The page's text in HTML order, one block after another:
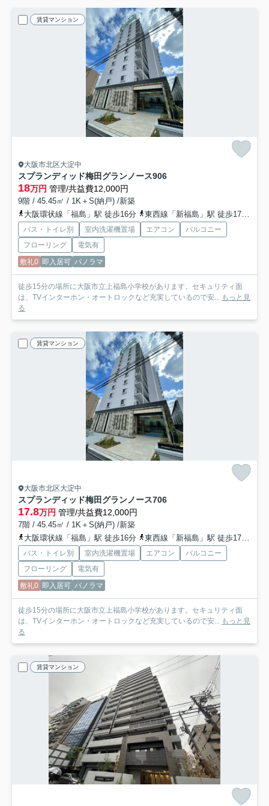
賃貸マンション
大阪市北区大淀中
スプランディッド梅田グランノース906
18万円 管理/共益費12,000円
9階 / 45.45㎡ / 1K＋S(納戸) /新築
大阪環状線「福島」駅 徒歩16分
東西線「新福島」駅 徒歩17分
バス・トイレ別 室内洗濯機置場 エアコン
バルコニー
フローリング
電気有
敷礼0 即入居可 パノラマ
徒歩15分の場所に大阪市立上福島小学校があります。セキュリティ面
は、TVインターホン・オートロックなど充実しているので安...
もっと見
る
賃貸マンション
大阪市北区大淀中
スプランディッド梅田グランノース706
17.8万円 管理/共益費12,000円
7階 / 45.45㎡ / 1K＋S(納戸) /新築
大阪環状線「福島」駅 徒歩16分
東西線「新福島」駅 徒歩17分
バス・トイレ別 室内洗濯機置場 エアコン
バルコニー
フローリング
電気有
敷礼0 即入居可 パノラマ
徒歩15分の場所に大阪市立上福島小学校があります。セキュリティ面
は、TVインターホン・オートロックなど充実しているので安...
もっと見
る
賃貸マンション